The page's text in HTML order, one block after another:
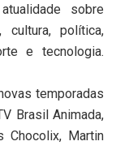
sobre
cultura, política,
e tecnologia.
temporadas
Brasil Animada,
Chocolix, Martin